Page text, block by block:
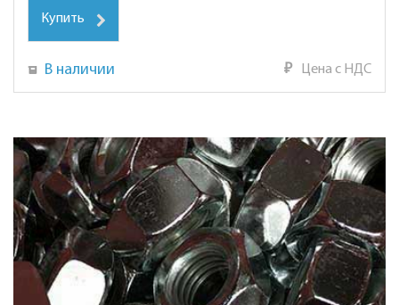
Купить
В наличии ₽ Цена с НДС